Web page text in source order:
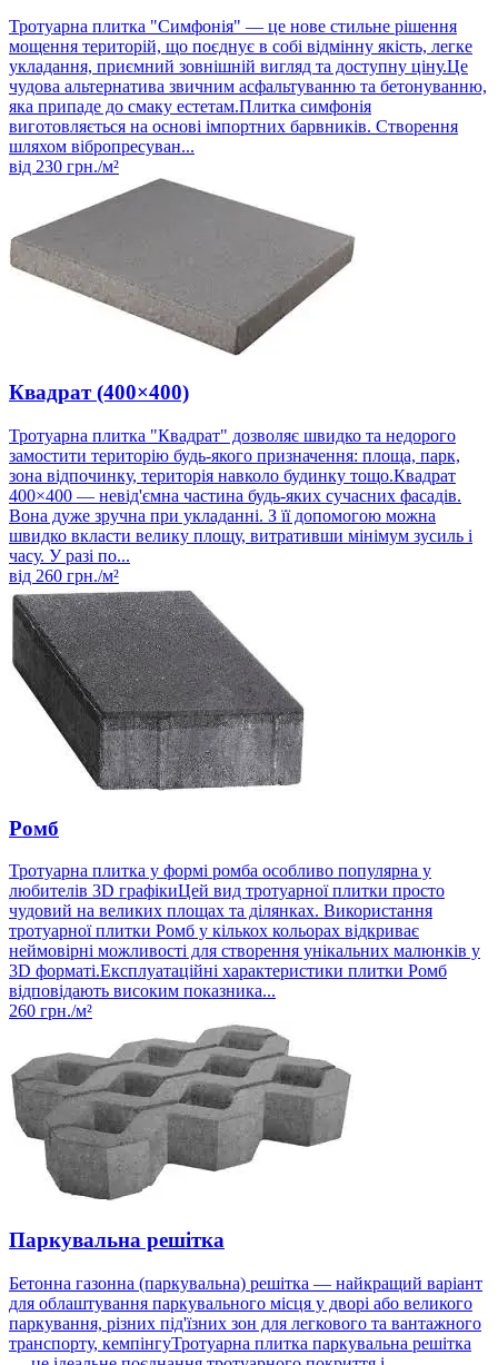
Тротуарна плитка "Симфонія" — це нове стильне рішення
мощення територій, що поєднує в собі відмінну якість, легке
укладання, приємний зовнішній вигляд та доступну ціну.Це
чудова альтернатива звичним асфальтуванню та бетонуванню,
яка припаде до смаку естетам.Плитка симфонія
виготовляється на основі імпортних барвників. Створення
шляхом вібропресуван...
від 230 грн./м²
Квадрат (400×400)
Тротуарна плитка "Квадрат" дозволяє швидко та недорого
замостити територію будь-якого призначення: площа, парк,
зона відпочинку, територія навколо будинку тощо.Квадрат
400×400 — невід'ємна частина будь-яких сучасних фасадів.
Вона дуже зручна при укладанні. З її допомогою можна
швидко вкласти велику площу, витративши мінімум зусиль і
часу. У разі по...
від 260 грн./м²
Ромб
Тротуарна плитка у формі ромба особливо популярна у
любителів 3D графікиЦей вид тротуарної плитки просто
чудовий на великих площах та ділянках. Використання
тротуарної плитки Ромб у кількох кольорах відкриває
неймовірні можливості для створення унікальних малюнків у
3D форматі.Експлуатаційні характеристики плитки Ромб
відповідають високим показника...
260 грн./м²
Паркувальна решітка
Бетонна газонна (паркувальна) решітка — найкращий варіант
для облаштування паркувального місця у дворі або великого
паркування, різних під'їзних зон для легкового та вантажного
транспорту, кемпінгуТротуарна плитка паркувальна решітка